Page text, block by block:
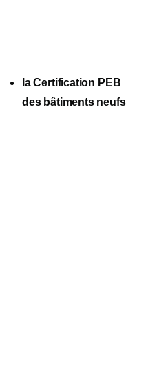
la Certification PEB
des bâtiments neufs